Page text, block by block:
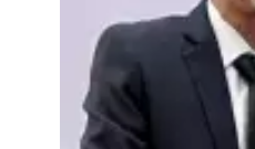
ساحل حضرموت
مظاهر السلاح
وشرطة ساحل حضرموت
على تكثيف الدوريات